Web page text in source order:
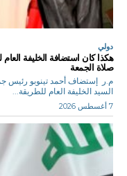
دولي
هكذا كان استضافة الخليفة العام
صلاة الجمعة
م.ر إستضاف أحمد تينوبو رئيس
السيد الخليفة العام للطريقة...
7 أغسطس 2026